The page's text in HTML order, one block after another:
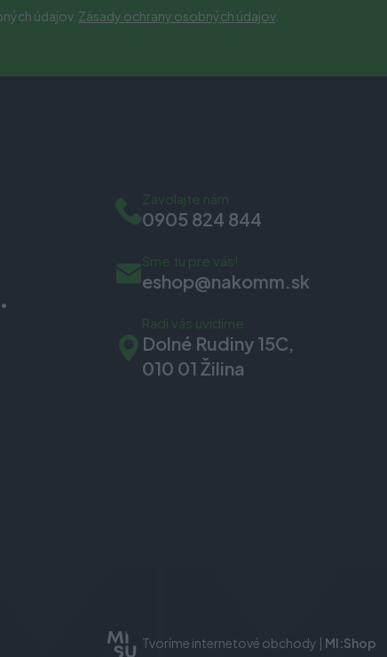
údajov. Zásady ochrany osobných údajov.
Zavolajte nám
0905 824 844
Sme tu pre vás!
eshop@nakomm.sk
Radi vás uvidíme
Dolné Rudiny 15C,
010 01 Žilina
Tvoríme internetové obchody | MI:Shop